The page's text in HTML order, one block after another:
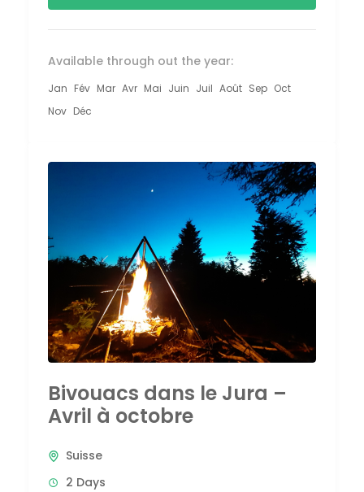
Available through out the year:
Jan Fév Mar Avr Mai Juin Juil Août Sep Oct
Nov Déc
Bivouacs dans le Jura –
Avril à octobre
Suisse
2 Days